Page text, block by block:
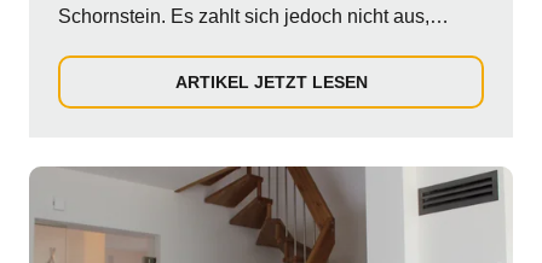
Schornstein. Es zahlt sich jedoch nicht aus,
ARTIKEL JETZT LESEN